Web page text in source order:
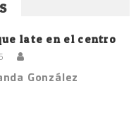
late en el centro
González